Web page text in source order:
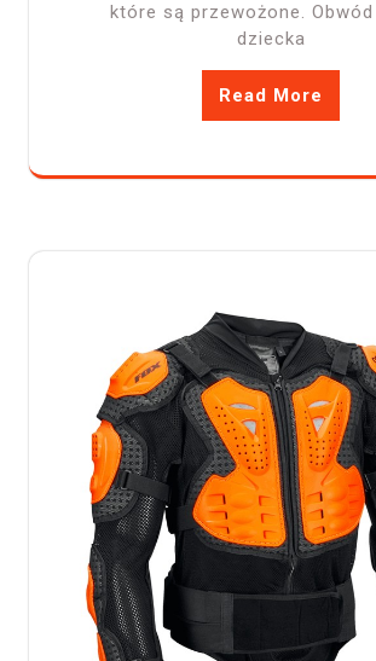
które są przewożone. Obwód
dziecka
Read More